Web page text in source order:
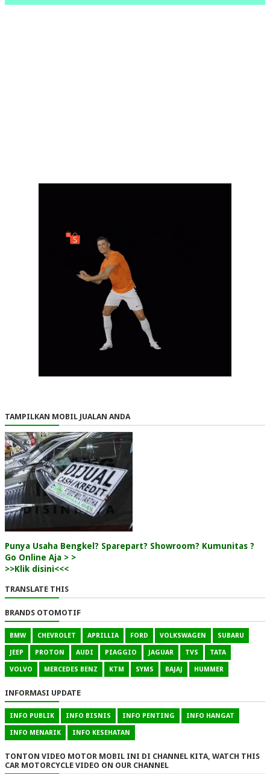
TAMPILKAN MOBIL JUALAN ANDA
Punya Usaha Bengkel? Sparepart? Showroom? Kumunitas ?
Go Online Aja > >
>>Klik disini<<<
TRANSLATE THIS
BRANDS OTOMOTIF
BMW CHEVROLET APRILLIA FORD VOLKSWAGEN SUBARU
JEEP PROTON AUDI PIAGGIO JAGUAR TVS TATA
VOLVO MERCEDES BENZ KTM SYMS BAJAJ HUMMER
INFORMASI UPDATE
INFO PUBLIK INFO BISNIS INFO PENTING INFO HANGAT
INFO MENARIK INFO KESEHATAN
TONTON VIDEO MOTOR MOBIL INI DI CHANNEL KITA, WATCH THIS
CAR MOTORCYCLE VIDEO ON OUR CHANNEL